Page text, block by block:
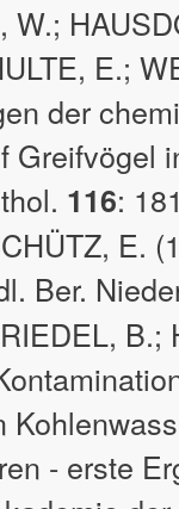
W.;
E.;
der
Greifvögel
116:
E.
Ber.
B.;
- erste